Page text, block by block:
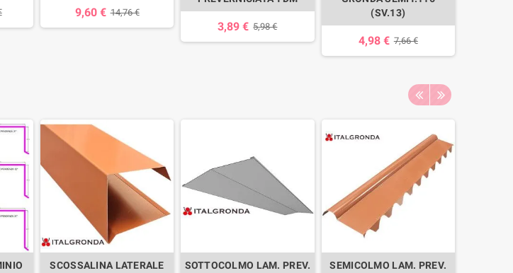
9,60 € 14,76 €
3,89 € 5,98 €
(SV.13)
4,98 € 7,66 €
SCOSSALINA LATERALE
SOTTOCOLMO LAM. PREV.
SEMICOLMO LAM. PREV.